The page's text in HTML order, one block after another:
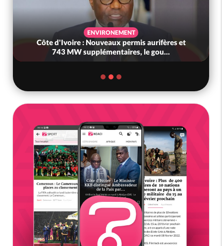
ENVIRONEMENT
Côte d'Ivoire : Nouveaux permis aurifères et
743 MW supplémentaires, le gou...